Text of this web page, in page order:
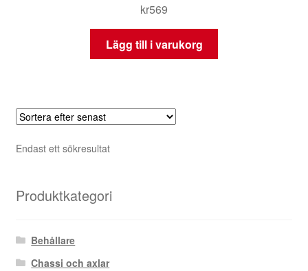
kr569
Lägg till i varukorg
Endast ett sökresultat
Produktkategori
Behållare
Chassi och axlar